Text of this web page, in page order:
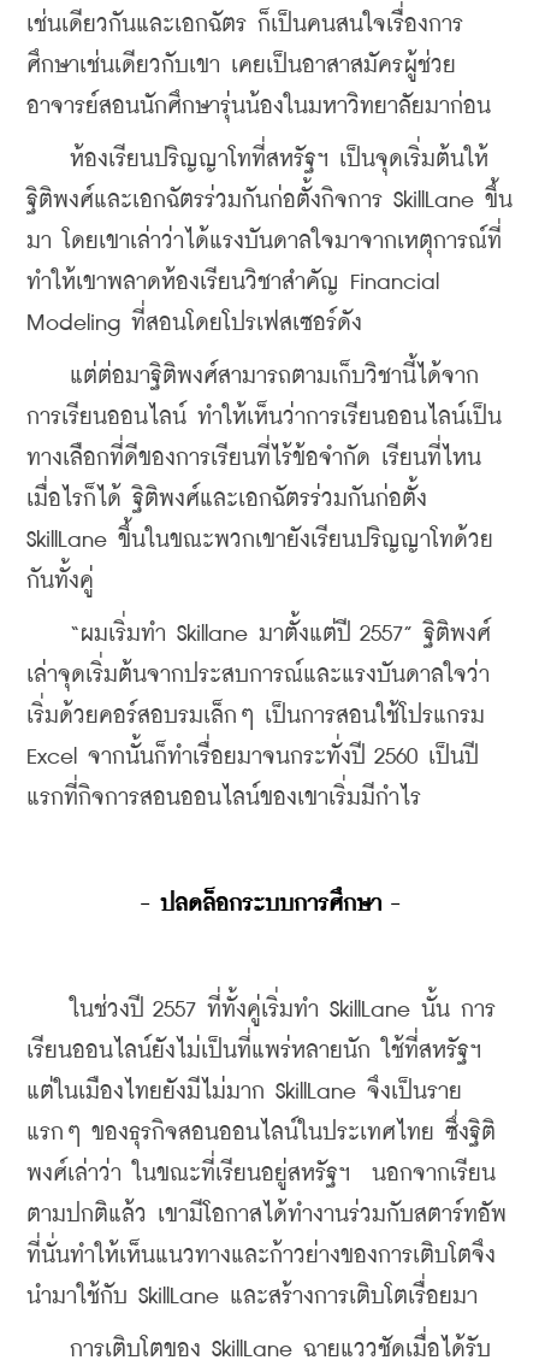
เช่นเดียวกันและเอกฉัตร ก็เป็นคนสนใจเรื่องการ
ศึกษาเช่นเดียวกับเขา เคยเป็นอาสาสมัครผู้ช่วย
อาจารย์สอนนักศึกษารุ่นน้องในมหาวิทยาลัยมาก่อน
ห้องเรียนปริญญาโทที่สหรัฐฯ เป็นจุดเริ่มต้นให้
ฐิติพงศ์และเอกฉัตรร่วมกันก่อตั้งกิจการ SkillLane ขึ้น
มา โดยเขาเล่าว่าได้แรงบันดาลใจมาจากเหตุการณ์ที่
ทำให้เขาพลาดห้องเรียนวิชาสำคัญ Financial
Modeling ที่สอนโดยโปรเฟสเซอร์ดัง
แต่ต่อมาฐิติพงศ์สามารถตามเก็บวิชานี้ได้จาก
การเรียนออนไลน์ ทำให้เห็นว่าการเรียนออนไลน์เป็น
ทางเลือกที่ดีของการเรียนที่ไร้ข้อจำกัด เรียนที่ไหน
เมื่อไรก็ได้ ฐิติพงศ์และเอกฉัตรร่วมกันก่อตั้ง
SkillLane ขึ้นในขณะพวกเขายังเรียนปริญญาโทด้วย
กันทั้งคู่
“ผมเริ่มทำ Skillane มาตั้งแต่ปี 2557” ฐิติพงศ์
เล่าจุดเริ่มต้นจากประสบการณ์และแรงบันดาลใจว่า
เริ่มด้วยคอร์สอบรมเล็กๆ เป็นการสอนใช้โปรแกรม
Excel จากนั้นก็ทำเรื่อยมาจนกระทั่งปี 2560 เป็นปี
แรกที่กิจการสอนออนไลน์ของเขาเริ่มมีกำไร
- ปลดล็อกระบบการศึกษา -
ในช่วงปี 2557 ที่ทั้งคู่เริ่มทำ SkillLane นั้น การ
เรียนออนไลน์ยังไม่เป็นที่แพร่หลายนัก ใช้ที่สหรัฐฯ
แต่ในเมืองไทยยังมีไม่มาก SkillLane จึงเป็นราย
แรกๆ ของธุรกิจสอนออนไลน์ในประเทศไทย ซึ่งฐิติ
พงศ์เล่าว่า ในขณะที่เรียนอยู่สหรัฐฯ  นอกจากเรียน
ตามปกติแล้ว เขามีโอกาสได้ทำงานร่วมกับสตาร์ทอัพ
ที่นั่นทำให้เห็นแนวทางและก้าวย่างของการเติบโตจึง
นำมาใช้กับ SkillLane และสร้างการเติบโตเรื่อยมา
การเติบโตของ SkillLane ฉายแววชัดเมื่อได้รับ